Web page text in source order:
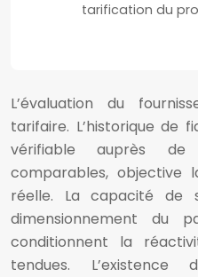
tarification du
L’évaluation du
tarifaire. L’historique de
vérifiable auprès de
comparables, objective
réelle. La capacité de
dimensionnement du
conditionnent la
tendues. L’existence